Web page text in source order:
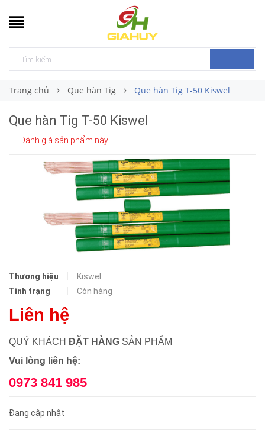
Trang chủ Que hàn Tig Que hàn Tig T-50 Kiswel
Que hàn Tig T-50 Kiswel
Đánh giá sản phẩm này
Thương hiệu
Kiswel
Tình trạng
Còn hàng
Liên hệ
QUÝ KHÁCH ĐẶT HÀNG SẢN PHẨM
Vui lòng liên hệ:
0973 841 985
Đang cập nhật